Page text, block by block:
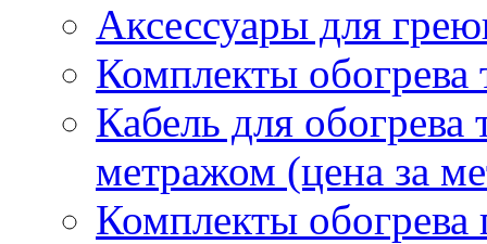
Аксессуары для
Комплекты обогрева
Кабель для обогрева
метражом (цена за
Комплекты обогрева